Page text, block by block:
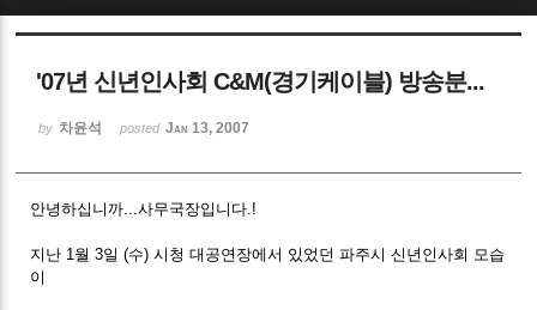
'07년 신년인사회 C&M(경기케이블) 방송분...
by 차윤석 posted Jan 13, 2007
안녕하십니까...사무국장입니다.!
지난 1월 3일 (수) 시청 대공연장에서 있었던 파주시 신년인사회 모습
이
Sketchbook5, 스케치북5
Sketchbook5, 스케치북5